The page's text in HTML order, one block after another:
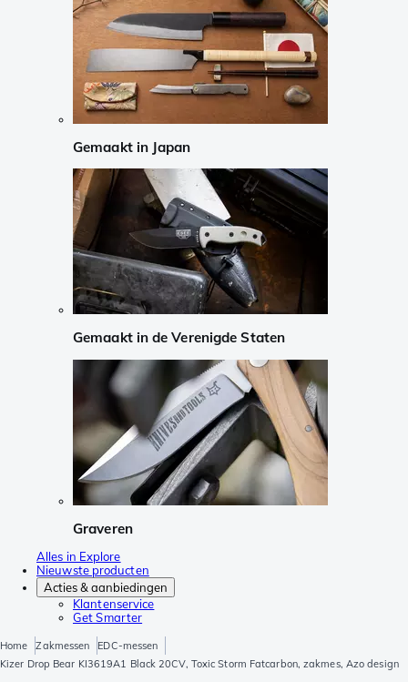
Gemaakt in Japan
Gemaakt in de Verenigde Staten
Graveren
Alles in Explore
Nieuwste producten
Acties & aanbiedingen
Klantenservice
Get Smarter
Home Zakmessen
EDC-messen
Kizer Drop Bear KI3619A1 Black 20CV, Toxic Storm Fatcarbon, zakmes, Azo design